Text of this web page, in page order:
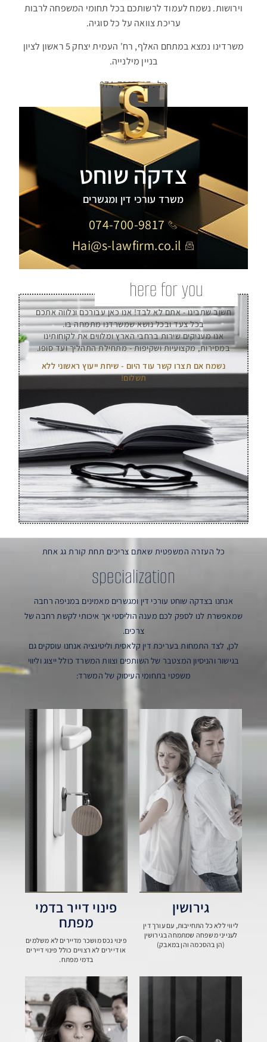
וירושות. נשמח לעמוד לרשותכם בכל תחומי המשפחה לרבות
עריכת צוואה על כל סוגיה.
משרדינו נמצא במתחם האלף, רח' העמית יצחק 5 ראשון לציון
בניין מילנייה.
טל : 074-7009817
צדקה שוחט
משרד עורכי דין ומגשרים
074-700-9817
Hai@s-lawfirm.co.il
here for you
חשוב שתבינו - אתם לא לבד! אנו כאן עבורכם ונלווה אתכם
בכל צעד ובכל נושא שמשרדנו מתמחה בו.
אנו מעניקים שירות ברחבי הארץ ומלווים את לקוחותינו
במסירות, מקצועיות ושקיפות - מתחילת התהליך ועד סופו.
נשמח אם תצרו קשר עוד היום - שיחת ייעוץ ראשוני ללא
תשלום!
כל העזרה המשפטית שאתם צריכים תחת קורת גג אחת
specialization
אנחנו בצדקה שוחט עורכי דין ומגשרים מאמינים במניפה רחבה
שמאפשרת לנו לספק לכם מענה הוליסטי אך איכותי לקשת רחבה של
צרכים.
לכן, לצד התמחות בעריכת דין קלאסית וליטיגציה אנחנו עוסקים גם
בגישור והניסיון המצטבר של השותפים וצוות המשרד כולל ייצוג וליווי
משפטי בתחומי העיסוק של המשרד:
גירושין
ליווי ללא כל התחייבות, עם עורך דין
לענייני משפחה שמתמחה בגירושין
(הן בהסכמה והן במאבק)
פינוי דייר בדמי
מפתח
פינוי נכס מושכר מדיירים לא משלמים
או דיירים לא רצויים כולל פינוי דיירים
בדמי מפתח.